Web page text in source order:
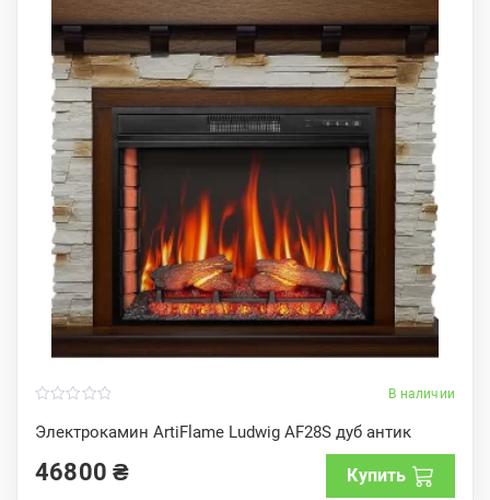
В наличии
Электрокамин ArtiFlame Ludwig AF28S дуб антик
o
u
o
f
46800₴ Купить